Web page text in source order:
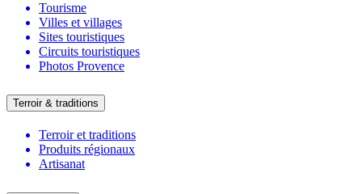
Tourisme
Villes et villages
Sites touristiques
Circuits touristiques
Photos Provence
Terroir & traditions
Terroir et traditions
Produits régionaux
Artisanat